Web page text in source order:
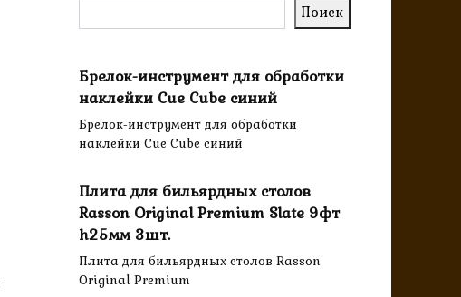
Поиск
Брелок-инструмент для обработки
наклейки Cue Cube синий
Брелок-инструмент для обработки
наклейки Cue Cube синий
Плита для бильярдных столов
Rasson Original Premium Slate 9фт
h25мм 3шт.
Плита для бильярдных столов Rasson
Original Premium